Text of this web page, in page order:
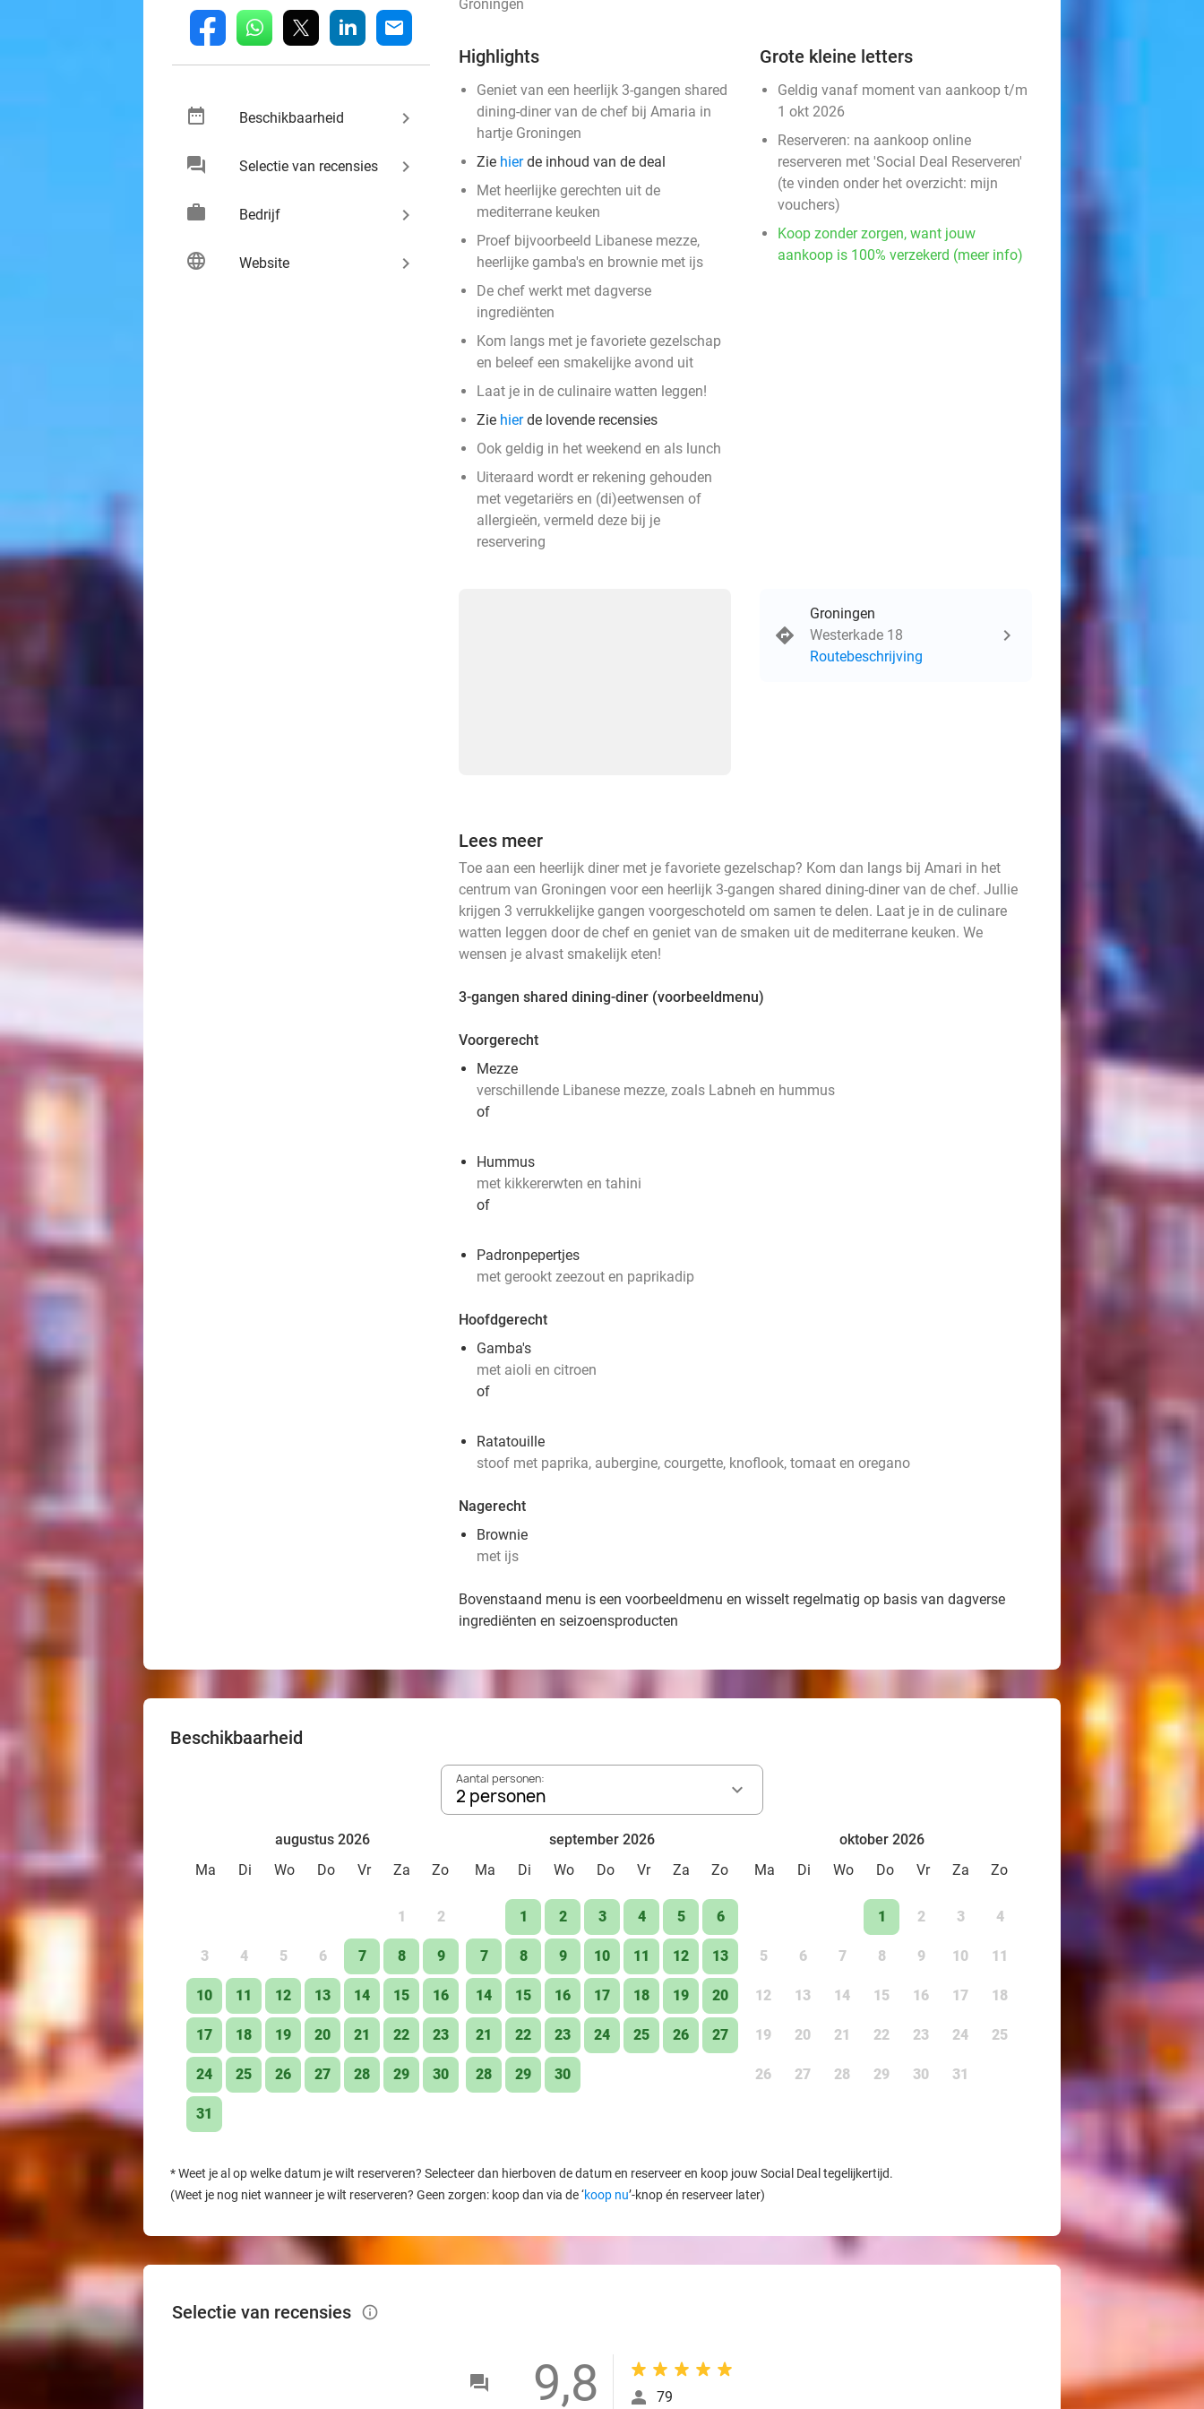
fb whatsapp linkedin mail
date_range Beschikbaarheid keyboard_arrow_right
chat Selectie van recensies keyboard_arrow_right
work Bedrijf keyboard_arrow_right
language Website keyboard_arrow_right
Groningen
Highlights
Geniet van een heerlijk 3-gangen shared
dining-diner van de chef bij Amaria in
hartje Groningen
Zie hierde inhoud van de deal
Met heerlijke gerechten uit de
mediterrane keuken
Proef bijvoorbeeld Libanese mezze,
heerlijke gamba's en brownie met ijs
De chef werkt met dagverse
ingrediënten
Kom langs met je favoriete gezelschap
en beleef een smakelijke avond uit
Laat je in de culinaire watten leggen!
Zie hierde lovende recensies
Ook geldig in het weekend en als lunch
Uiteraard wordt er rekening gehouden
met vegetariërs en (di)eetwensen of
allergieën, vermeld deze bij je
reservering
Grote kleine letters
Geldig vanaf moment van aankoop t/m
1 okt 2026
Reserveren: na aankoop online
reserveren met 'Social Deal Reserveren'
(te vinden onder het overzicht: mijn
vouchers)
Koop zonder zorgen, want jouw
aankoop is 100% verzekerd (meer info)
Groningen
Westerkade 18
Routebeschrijving
Lees meer
Toe aan een heerlijk diner met je favoriete gezelschap? Kom dan langs bij Amari in het
centrum van Groningen voor een heerlijk 3-gangen shared dining-diner van de chef. Jullie
krijgen 3 verrukkelijke gangen voorgeschoteld om samen te delen. Laat je in de culinare
watten leggen door de chef en geniet van de smaken uit de mediterrane keuken. We
wensen je alvast smakelijk eten!
3-gangen shared dining-diner (voorbeeldmenu)
Voorgerecht
Mezze
verschillende Libanese mezze, zoals Labneh en hummus
of
Hummus
met kikkererwten en tahini
of
Padronpepertjes
met gerookt zeezout en paprikadip
Hoofdgerecht
Gamba's
met aioli en citroen
of
Ratatouille
stoof met paprika, aubergine, courgette, knoflook, tomaat en oregano
Nagerecht
Brownie
met ijs
Bovenstaand menu is een voorbeeldmenu en wisselt regelmatig op basis van dagverse
ingrediënten en seizoensproducten
Beschikbaarheid
Aantal personen:
2 personen
augustus 2026
Ma
Di Wo Do Vr Za Zo
1 2
3 4 5 6 7 8 9
10 11 12 13 14 15 16
17 18 19 20 21 22 23
24 25 26 27 28 29 30
31
september 2026
Ma
Di Wo Do Vr Za Zo
1 2 3 4 5 6
7 8 9 10 11 12 13
14 15 16 17 18 19 20
21 22 23 24 25 26 27
28 29 30
oktober 2026
Ma
Di Wo Do Vr Za Zo
1 2 3 4
5 6 7 8 9 10 11
12 13 14 15 16 17 18
19 20 21 22 23 24 25
26 27 28 29 30 31
*Weet je al op welke datum je wilt reserveren? Selecteer dan hierboven de datum en reserveer en koop jouw Social Deal tegelijkertijd.
(Weet je nog niet wanneer je wilt reserveren? Geen zorgen: koop dan via de ‘koop nu’-knop én reserveer later)
Selectie van recensies info_outlined
9,8 79